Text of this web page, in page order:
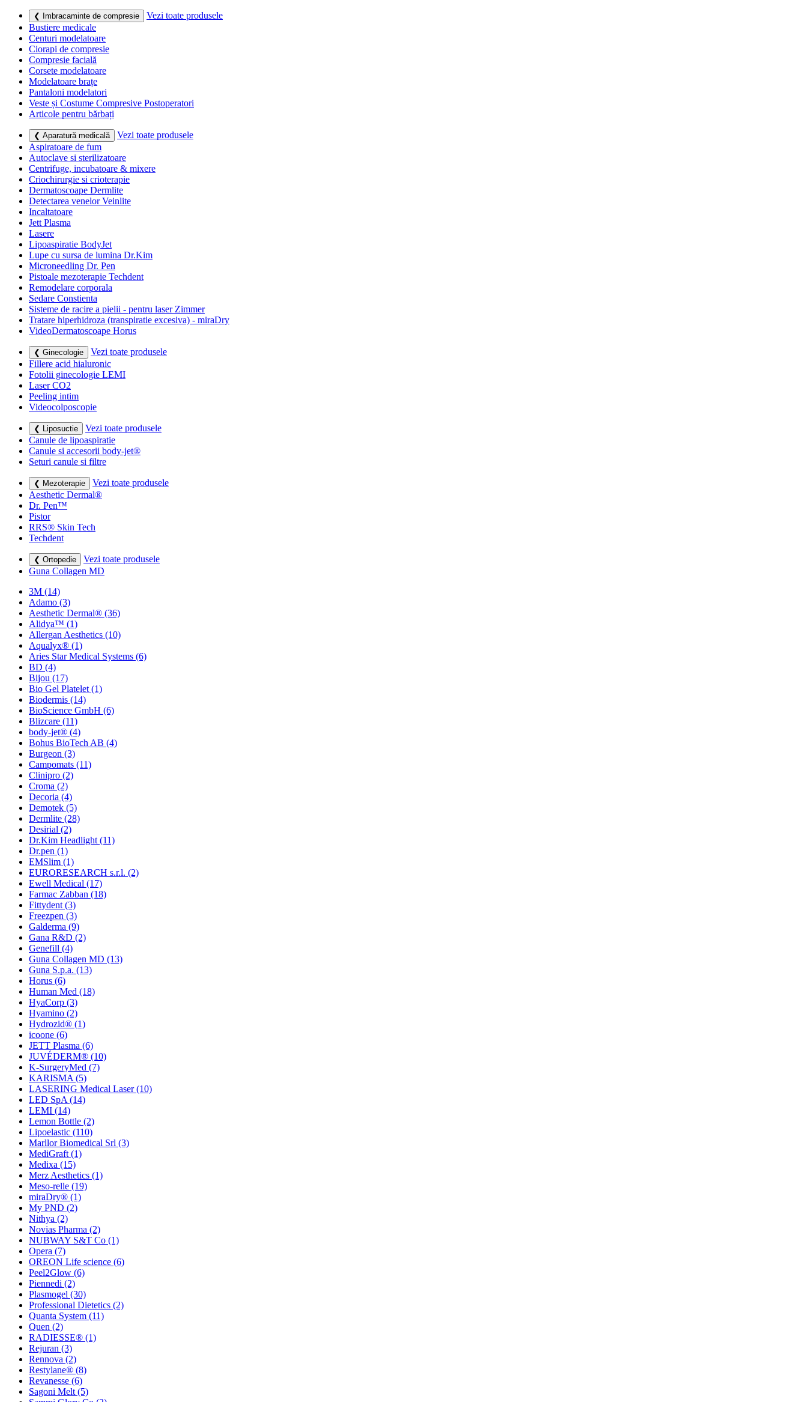
❮ Imbracaminte de compresie
Vezi toate produsele
Bustiere medicale
Centuri modelatoare
Ciorapi de compresie
Compresie facială
Corsete modelatoare
Modelatoare brațe
Pantaloni modelatori
Veste și Costume Compresive Postoperatori
Articole pentru bărbați
❮ Aparatură medicală
Vezi toate produsele
Aspiratoare de fum
Autoclave si sterilizatoare
Centrifuge, incubatoare & mixere
Criochirurgie si crioterapie
Dermatoscoape Dermlite
Detectarea venelor Veinlite
Incaltatoare
Jett Plasma
Lasere
Lipoaspiratie BodyJet
Lupe cu sursa de lumina Dr.Kim
Microneedling Dr. Pen
Pistoale mezoterapie Techdent
Remodelare corporala
Sedare Constienta
Sisteme de racire a pielii - pentru laser Zimmer
Tratare hiperhidroza (transpiratie excesiva) - miraDry
VideoDermatoscoape Horus
❮ Ginecologie
Vezi toate produsele
Fillere acid hialuronic
Fotolii ginecologie LEMI
Laser CO2
Peeling intim
Videocolposcopie
❮ Liposuctie
Vezi toate produsele
Canule de lipoaspiratie
Canule si accesorii body-jet®
Seturi canule si filtre
❮ Mezoterapie
Vezi toate produsele
Aesthetic Dermal®
Dr. Pen™
Pistor
RRS® Skin Tech
Techdent
❮ Ortopedie
Vezi toate produsele
Guna Collagen MD
3M (14)
Adamo (3)
Aesthetic Dermal® (36)
Alidya™ (1)
Allergan Aesthetics (10)
Aqualyx® (1)
Aries Star Medical Systems (6)
BD (4)
Bijou (17)
Bio Gel Platelet (1)
Biodermis (14)
BioScience GmbH (6)
Blizcare (11)
body-jet® (4)
Bohus BioTech AB (4)
Burgeon (3)
Campomats (11)
Clinipro (2)
Croma (2)
Decoria (4)
Demotek (5)
Dermlite (28)
Desirial (2)
Dr.Kim Headlight (11)
Dr.pen (1)
EMSlim (1)
EURORESEARCH s.r.l. (2)
Ewell Medical (17)
Farmac Zabban (18)
Fittydent (3)
Freezpen (3)
Galderma (9)
Gana R&D (2)
Genefill (4)
Guna Collagen MD (13)
Guna S.p.a. (13)
Horus (6)
Human Med (18)
HyaCorp (3)
Hyamino (2)
Hydrozid® (1)
icoone (6)
JETT Plasma (6)
JUVÉDERM® (10)
K-SurgeryMed (7)
KARISMA (5)
LASERING Medical Laser(10)
LED SpA (14)
LEMI (14)
Lemon Bottle (2)
Lipoelastic (110)
Marllor Biomedical Srl (3)
MediGraft (1)
Medixa (15)
Merz Aesthetics (1)
Meso-relle (19)
miraDry® (1)
My PND (2)
Nithya (2)
Novias Pharma (2)
NUBWAY S&T Co (1)
Opera (7)
OREON Life science (6)
Peel2Glow (6)
Piennedi (2)
Plasmogel (30)
Professional Dietetics (2)
Quanta System (11)
Quen (2)
RADIESSE® (1)
Rejuran (3)
Rennova (2)
Restylane® (8)
Revanesse (6)
Sagoni Melt (5)